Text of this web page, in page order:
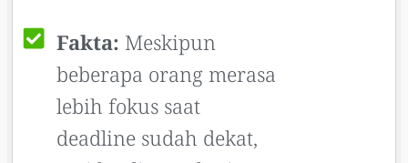
Fakta: Meskipun
beberapa orang merasa
lebih fokus saat
deadline sudah dekat,